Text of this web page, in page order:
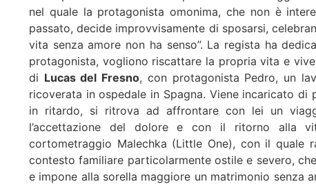
nel quale la protagonista omonima, che non è
passato, decide improvvisamente di sposarsi,
vita senza amore non ha senso”. La regista ha
protagonista, vogliono riscattare la propria vita e
di Lucas del Fresno, con protagonista Pedro, un
ricoverata in ospedale in Spagna. Viene incaricato
in ritardo, si ritrova ad affrontare con lei un
l’accettazione del dolore e con il ritorno alla
cortometraggio Malechka (Little One), con il quale
contesto familiare particolarmente ostile e severo,
e impone alla sorella maggiore un matrimonio senza